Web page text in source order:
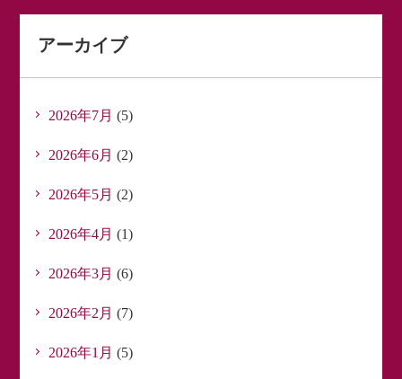
アーカイブ
2026年7月 (5)
2026年6月 (2)
2026年5月 (2)
2026年4月 (1)
2026年3月 (6)
2026年2月 (7)
2026年1月 (5)